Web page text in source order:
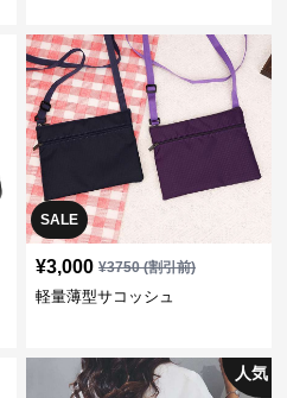
SALE
¥3,000 ¥3750(割引前)
軽量薄型サコッシュ
人気